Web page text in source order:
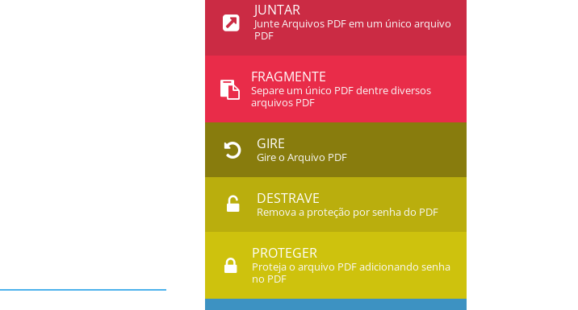
JUNTAR
Junte Arquivos PDF em um único arquivo
PDF
FRAGMENTE
Separe um único PDF dentre diversos
arquivos PDF
GIRE
Gire o Arquivo PDF
DESTRAVE
Remova a proteção por senha do PDF
PROTEGER
Proteja o arquivo PDF adicionando senha
no PDF